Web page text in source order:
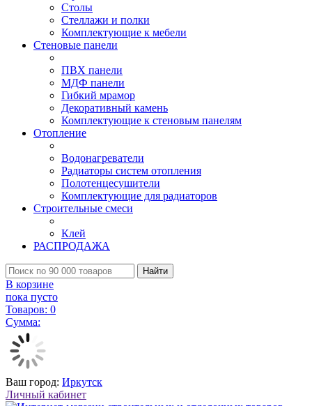
Столы
Стеллажи и полки
Комплектующие к мебели
Стеновые панели
ПВХ панели
МДФ панели
Гибкий мрамор
Декоративный камень
Комплектующие к стеновым панелям
Отопление
Водонагреватели
Радиаторы систем отопления
Полотенцесушители
Комплектующие для радиаторов
Строительные смеси
Клей
РАСПРОДАЖА
Найти
В корзине
пока пусто
Товаров: 0
Сумма:
Ваш город: Иркутск
Личный кабинет